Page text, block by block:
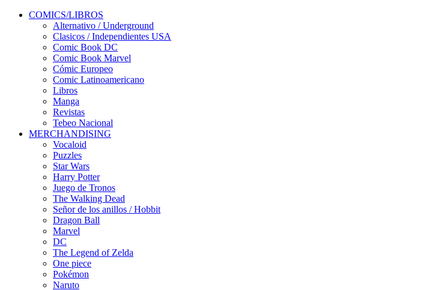
COMICS/LIBROS
Alternativo / Underground
Clasicos / Independientes USA
Comic Book DC
Comic Book Marvel
Cómic Europeo
Comic Latinoamericano
Libros
Manga
Revistas
Tebeo Nacional
MERCHANDISING
Vocaloid
Puzzles
Star Wars
Harry Potter
Juego de Tronos
The Walking Dead
Señor de los anillos / Hobbit
Dragon Ball
Marvel
DC
The Legend of Zelda
One piece
Pokémon
Naruto